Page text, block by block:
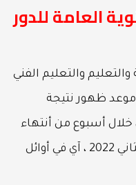
العامة للدور
والتعليم والتعليم الفني
ظهور نتيجة
العامة للدور الثاني 2022، خلال أسبوع من أنتهاء
أمتحانات الثانوية العامة للدور الثاني 2022 ، آي في أوائل